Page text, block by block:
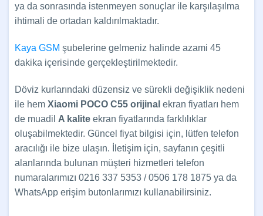
ya da sonrasında istenmeyen sonuçlar ile karşılaşılma
ihtimali de ortadan kaldırılmaktadır.
Kaya GSM şubelerine gelmeniz halinde azami 45
dakika içerisinde gerçekleştirilmektedir.
Döviz kurlarındaki düzensiz ve sürekli değişiklik nedeni
ile hem Xiaomi POCO C55 orijinal ekran fiyatları hem
de muadil A kalite ekran fiyatlarında farklılıklar
oluşabilmektedir. Güncel fiyat bilgisi için, lütfen telefon
aracılığı ile bize ulaşın. İletişim için, sayfanın çeşitli
alanlarında bulunan müşteri hizmetleri telefon
numaralarımızı 0216 337 5353 / 0506 178 1875 ya da
WhatsApp erişim butonlarımızı kullanabilirsiniz.